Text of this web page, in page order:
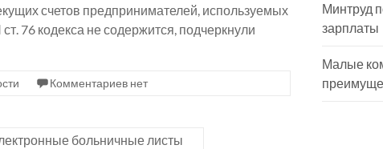
счетов предпринимателей, используемых
76 кодекса не содержится, подчеркнули
Комментариев нет
больничные листы
Минтруд
зарплаты
Малые